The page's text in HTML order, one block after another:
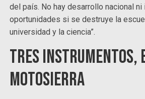
del país. No hay desarrollo nacional ni
oportunidades si se destruye la
universidad y la ciencia”.
Tres instrumentos,
motosierra